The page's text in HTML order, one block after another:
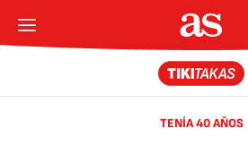
TENÍA 40 AÑOS